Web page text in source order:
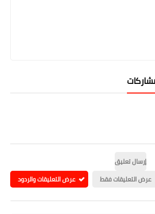
إرسال تعليق
عرض التعليقات فقط
عرض التعليقات والردود